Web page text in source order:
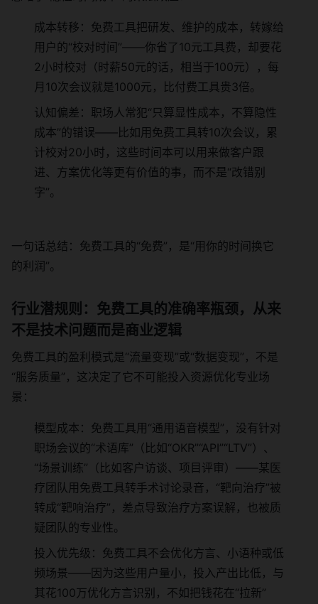
成本转移：免费工具把研发、维护的成本，转嫁给
用户的“校对时间”——你省了10元工具费，却要花
2小时校对（时薪50元的话，相当于100元），每
月10次会议就是1000元，比付费工具贵3倍。
认知偏差：职场人常犯“只算显性成本，不算隐性
成本”的错误——比如用免费工具转10次会议，累
计校对20小时，这些时间本可以用来做客户跟
进、方案优化等更有价值的事，而不是“改错别
字”。
一句话总结：免费工具的“免费”，是“用你的时间换它
的利润”。
行业潜规则：免费工具的准确率瓶颈，从来
不是技术问题而是商业逻辑
免费工具的盈利模式是“流量变现”或“数据变现”，不是
“服务质量”，这决定了它不可能投入资源优化专业场
景：
模型成本：免费工具用“通用语音模型”，没有针对
职场会议的“术语库”（比如“OKR”“API”“LTV”）、
“场景训练”（比如客户访谈、项目评审）——某医
疗团队用免费工具转手术讨论录音，“靶向治疗”被
转成“靶响治疗”，差点导致治疗方案误解，也被质
疑团队的专业性。
投入优先级：免费工具不会优化方言、小语种或低
频场景——因为这些用户量小，投入产出比低，与
其花100万优化方言识别，不如把钱花在“拉新”